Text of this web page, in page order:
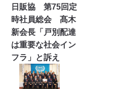
日販協 第75回定
時社員総会 髙木
新会長「戸別配達
は重要な社会イン
フラ」と訴え